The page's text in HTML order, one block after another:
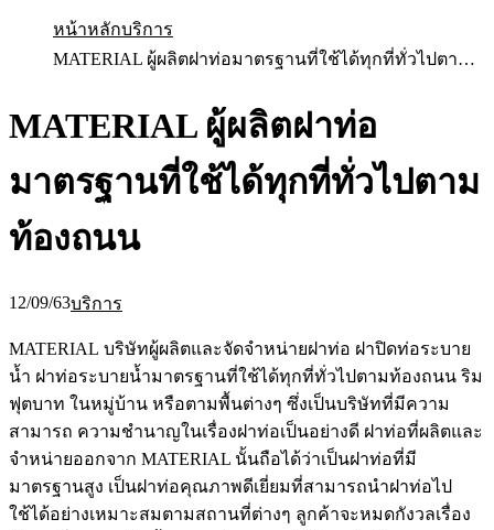
หน้าหลักบริการ
MATERIAL ผู้ผลิตฝาท่อมาตรฐานที่ใช้ได้ทุกที่ทั่วไปตามท้องถนน
MATERIAL ผู้ผลิตฝาท่อ
มาตรฐานที่ใช้ได้ทุกที่ทั่วไปตาม
ท้องถนน
12/09/63บริการ
MATERIAL บริษัทผู้ผลิตและจัดจำหน่ายฝาท่อ ฝาปิดท่อระบาย
น้ำ ฝาท่อระบายน้ำมาตรฐานที่ใช้ได้ทุกที่ทั่วไปตามท้องถนน ริม
ฟุตบาท ในหมู่บ้าน หรือตามพื้นต่างๆ ซึ่งเป็นบริษัทที่มีความ
สามารถ ความชำนาญในเรื่องฝาท่อเป็นอย่างดี ฝาท่อที่ผลิตและ
จำหน่ายออกจาก MATERIAL นั้นถือได้ว่าเป็นฝาท่อที่มี
มาตรฐานสูง เป็นฝาท่อคุณภาพดีเยี่ยมที่สามารถนำฝาท่อไป
ใช้ได้อย่างเหมาะสมตามสถานที่ต่างๆ ลูกค้าจะหมดกังวลเรื่อง